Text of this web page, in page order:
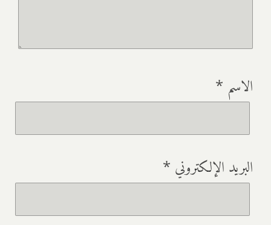
الاسم *
البريد الإلكتروني *